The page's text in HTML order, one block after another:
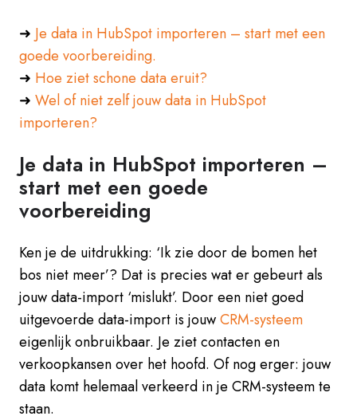
➜ Je data in HubSpot importeren – start met een
goede voorbereiding.
➜ Hoe ziet schone data eruit?
➜ Wel of niet zelf jouw data in HubSpot
importeren?
Je data in HubSpot importeren –
start met een goede
voorbereiding
Ken je de uitdrukking: ‘Ik zie door de bomen het
bos niet meer’? Dat is precies wat er gebeurt als
jouw data-import ‘mislukt’. Door een niet goed
uitgevoerde data-import is jouwCRM-systeem
eigenlijk onbruikbaar. Je ziet contacten en
verkoopkansen over het hoofd. Of nog erger: jouw
data komt helemaal verkeerd in je CRM-systeem te
staan.